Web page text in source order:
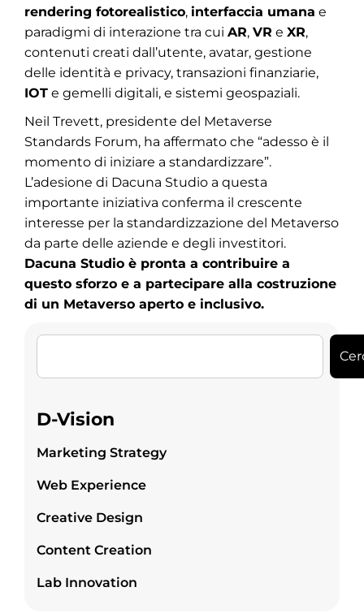
rendering fotorealistico, interfaccia umana e
paradigmi di interazione tra cui AR, VR e XR,
contenuti creati dall’utente, avatar, gestione
delle identità e privacy, transazioni finanziarie,
IOT e gemelli digitali, e sistemi geospaziali.
Neil Trevett, presidente del Metaverse
Standards Forum, ha affermato che “adesso è il
momento di iniziare a standardizzare”.
L’adesione di Dacuna Studio a questa
importante iniziativa conferma il crescente
interesse per la standardizzazione del Metaverso
da parte delle aziende e degli investitori.
Dacuna Studio è pronta a contribuire a
questo sforzo e a partecipare alla costruzione
di un Metaverso aperto e inclusivo.
D-Vision
Marketing Strategy
Web Experience
Creative Design
Content Creation
Lab Innovation